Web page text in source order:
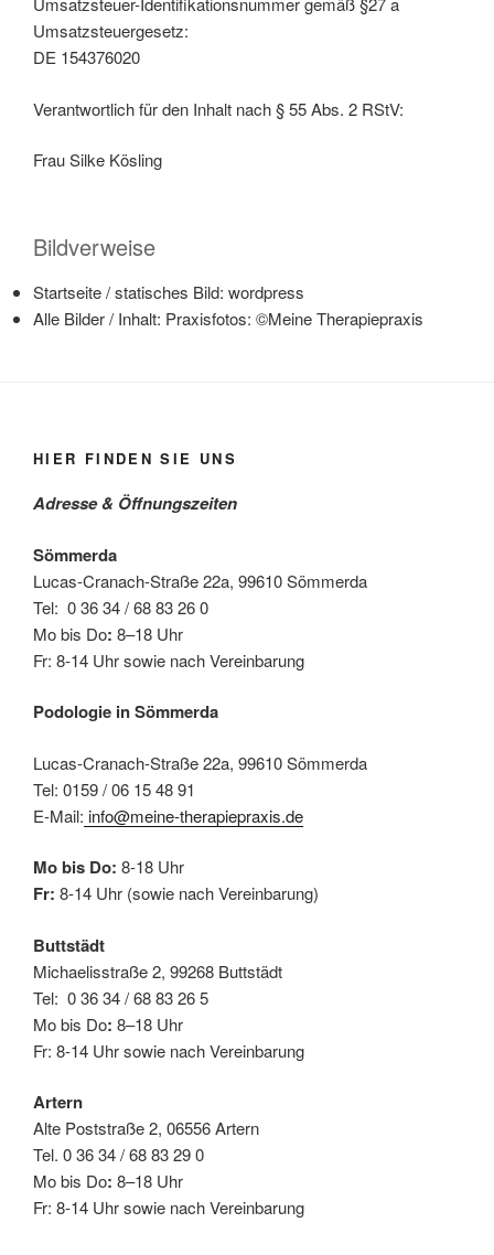
Umsatzsteuergesetz:
DE 154376020
Verantwortlich für den Inhalt nach § 55 Abs. 2 RStV:
Frau Silke Kösling
Bildverweise
Startseite / statisches Bild: wordpress
Alle Bilder / Inhalt: Praxisfotos: ©Meine Therapiepraxis
HIER FINDEN SIE UNS
Adresse & Öffnungszeiten
Sömmerda
Lucas-Cranach-Straße 22a, 99610 Sömmerda
Tel: 0 36 34 / 68 83 26 0
Mo bis Do: 8–18 Uhr
Fr: 8-14 Uhr sowie nach Vereinbarung
Podologie in Sömmerda
Lucas-Cranach-Straße 22a, 99610 Sömmerda
Tel: 0159 / 06 15 48 91
E-Mail: info@meine-therapiepraxis.de
Mo bis Do: 8-18 Uhr
Fr: 8-14 Uhr (sowie nach Vereinbarung)
Buttstädt
Michaelisstraße 2, 99268 Buttstädt
Tel: 0 36 34 / 68 83 26 5
Mo bis Do: 8–18 Uhr
Fr: 8-14 Uhr sowie nach Vereinbarung
Artern
Alte Poststraße 2, 06556 Artern
Tel. 0 36 34 / 68 83 29 0
Mo bis Do: 8–18 Uhr
Fr: 8-14 Uhr sowie nach Vereinbarung